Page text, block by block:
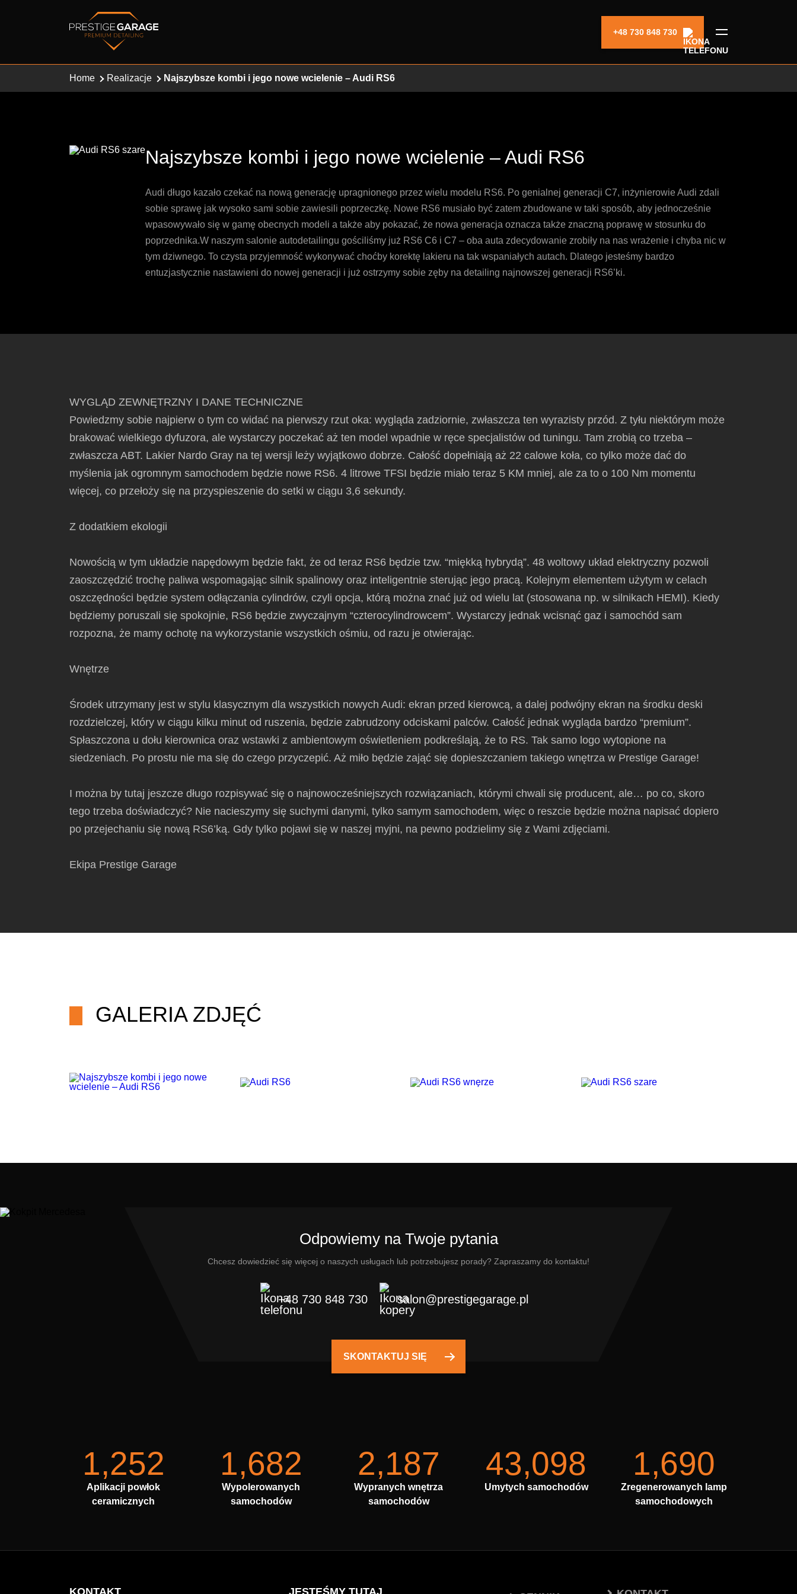
+48 730 848 730
Home Realizacje Najszybsze kombi i jego nowe wcielenie – Audi RS6
Najszybsze kombi i jego nowe wcielenie – Audi RS6
Audi długo kazało czekać na nową generację upragnionego przez wielu modelu RS6. Po genialnej generacji C7, inżynierowie Audi zdali
sobie sprawę jak wysoko sami sobie zawiesili poprzeczkę. Nowe RS6 musiało być zatem zbudowane w taki sposób, aby jednocześnie
wpasowywało się w gamę obecnych modeli a także aby pokazać, że nowa generacja oznacza także znaczną poprawę w stosunku do
poprzednika.W naszym salonie autodetailingu gościliśmy już RS6 C6 i C7 – oba auta zdecydowanie zrobiły na nas wrażenie i chyba nic w
tym dziwnego. To czysta przyjemność wykonywać choćby korektę lakieru na tak wspaniałych autach. Dlatego jesteśmy bardzo
entuzjastycznie nastawieni do nowej generacji i już ostrzymy sobie zęby na detailing najnowszej generacji RS6’ki.
WYGLĄD ZEWNĘTRZNY I DANE TECHNICZNE
Powiedzmy sobie najpierw o tym co widać na pierwszy rzut oka: wygląda zadziornie, zwłaszcza ten wyrazisty przód. Z tyłu niektórym może
brakować wielkiego dyfuzora, ale wystarczy poczekać aż ten model wpadnie w ręce specjalistów od tuningu. Tam zrobią co trzeba –
zwłaszcza ABT. Lakier Nardo Gray na tej wersji leży wyjątkowo dobrze. Całość dopełniają aż 22 calowe koła, co tylko może dać do
myślenia jak ogromnym samochodem będzie nowe RS6. 4 litrowe TFSI będzie miało teraz 5 KM mniej, ale za to o 100 Nm momentu
więcej, co przełoży się na przyspieszenie do setki w ciągu 3,6 sekundy.
Z dodatkiem ekologii
Nowością w tym układzie napędowym będzie fakt, że od teraz RS6 będzie tzw. “miękką hybrydą”. 48 woltowy układ elektryczny pozwoli
zaoszczędzić trochę paliwa wspomagając silnik spalinowy oraz inteligentnie sterując jego pracą. Kolejnym elementem użytym w celach
oszczędności będzie system odłączania cylindrów, czyli opcja, którą można znać już od wielu lat (stosowana np. w silnikach HEMI). Kiedy
będziemy poruszali się spokojnie, RS6 będzie zwyczajnym “czterocylindrowcem”. Wystarczy jednak wcisnąć gaz i samochód sam
rozpozna, że mamy ochotę na wykorzystanie wszystkich ośmiu, od razu je otwierając.
Wnętrze
Środek utrzymany jest w stylu klasycznym dla wszystkich nowych Audi: ekran przed kierowcą, a dalej podwójny ekran na środku deski
rozdzielczej, który w ciągu kilku minut od ruszenia, będzie zabrudzony odciskami palców. Całość jednak wygląda bardzo “premium”.
Spłaszczona u dołu kierownica oraz wstawki z ambientowym oświetleniem podkreślają, że to RS. Tak samo logo wytopione na
siedzeniach. Po prostu nie ma się do czego przyczepić. Aż miło będzie zająć się dopieszczaniem takiego wnętrza w Prestige Garage!
I można by tutaj jeszcze długo rozpisywać się o najnowocześniejszych rozwiązaniach, którymi chwali się producent, ale… po co, skoro
tego trzeba doświadczyć? Nie nacieszymy się suchymi danymi, tylko samym samochodem, więc o reszcie będzie można napisać dopiero
po przejechaniu się nową RS6’ką. Gdy tylko pojawi się w naszej myjni, na pewno podzielimy się z Wami zdjęciami.
Ekipa Prestige Garage
GALERIA ZDJĘĆ
Odpowiemy na Twoje pytania
Chcesz dowiedzieć się więcej o naszych usługach lub potrzebujesz porady? Zapraszamy do kontaktu!
+48 730 848 730 salon@prestigegarage.pl
SKONTAKTUJ SIĘ
1,252
Aplikacji powłok
ceramicznych
1,682
Wypolerowanych
samochodów
2,187
Wypranych wnętrza
samochodów
43,098
Umytych samochodów
1,690
Zregenerowanych lamp
samochodowych
KONTAKT JESTEŚMY TUTAJ